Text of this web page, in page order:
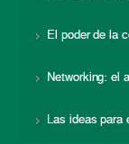
El poder de la
Networking: el
Las ideas para